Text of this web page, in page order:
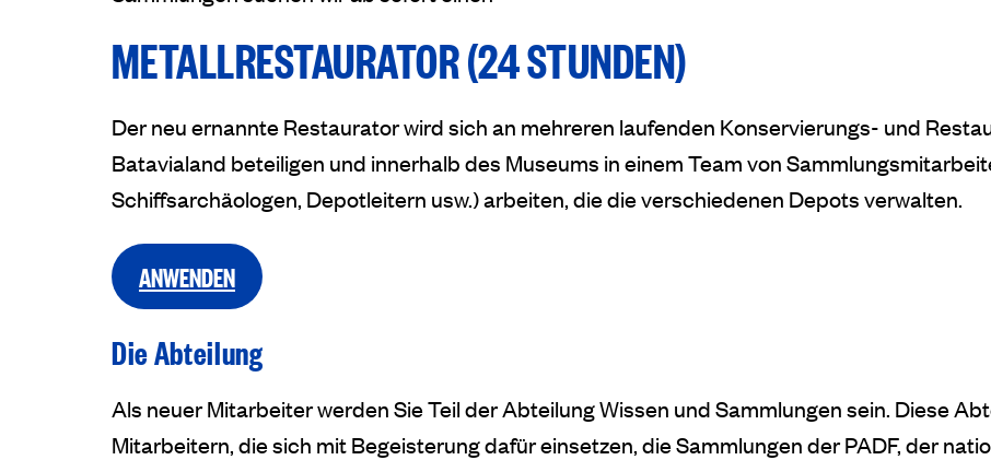
METALLRESTAURATOR (24 STUNDEN)
Der neu ernannte Restaurator wird sich an mehreren laufenden Konservierungs- und
Batavialand beteiligen und innerhalb des Museums in einem Team von
Schiffsarchäologen, Depotleitern usw.) arbeiten, die die verschiedenen Depots verwalten.
ANWENDEN
Die Abteilung
Als neuer Mitarbeiter werden Sie Teil der Abteilung Wissen und Sammlungen sein. Diese
Mitarbeitern, die sich mit Begeisterung dafür einsetzen, die Sammlungen der PADF, der